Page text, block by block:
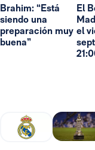
Brahim: “Está
siendo una
preparación muy
buena”
El
el